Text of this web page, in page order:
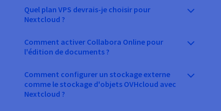
Quel plan VPS devrais-je choisir pour
Nextcloud ?
Comment activer Collabora Online pour
l'édition de documents ?
Comment configurer un stockage externe
comme le stockage d'objets OVHcloud avec
Nextcloud ?